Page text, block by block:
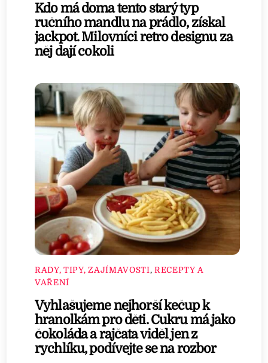
Kdo má doma tento starý typ
ručního mandlu na prádlo, získal
jackpot. Milovníci retro designu za
něj dají cokoli
RADY, TIPY, ZAJÍMAVOSTI, RECEPTY A
VAŘENÍ
Vyhlašujeme nejhorší kečup k
hranolkám pro děti. Cukru má jako
čokoláda a rajčata viděl jen z
rychlíku, podívejte se na rozbor